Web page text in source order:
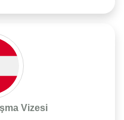
Vizesi